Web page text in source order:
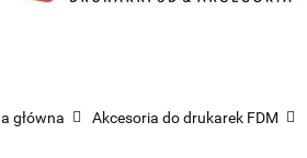
główna Akcesoria do drukarek FDM